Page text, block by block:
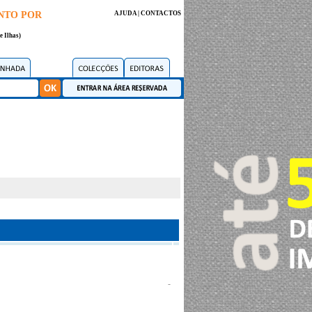
POR
Ilhas)
AJUDA| CONTACTOS
-